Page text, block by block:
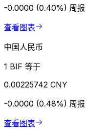
-0.0000 (0.40%) 周报
查看图表
中国人民币
1 BIF 等于
0.00225742 CNY
-0.0000 (0.48%) 周报
查看图表